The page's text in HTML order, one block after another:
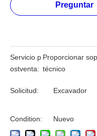
Preguntar
Servicio p
ostventa:
Proporcionar
técnico
Solicitud: Excavador
Condition: Nuevo